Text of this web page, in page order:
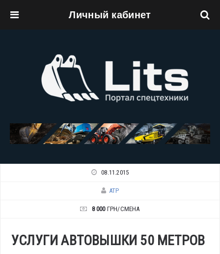
Личный кабинет
08.11.2015
ATP
8 000 ГРН/СМЕНА
УСЛУГИ АВТОВЫШКИ 50 МЕТРОВ